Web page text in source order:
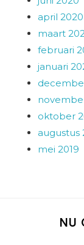
april 2020
maart
februari
januari
oktober
augustus
mei 2019
Nu